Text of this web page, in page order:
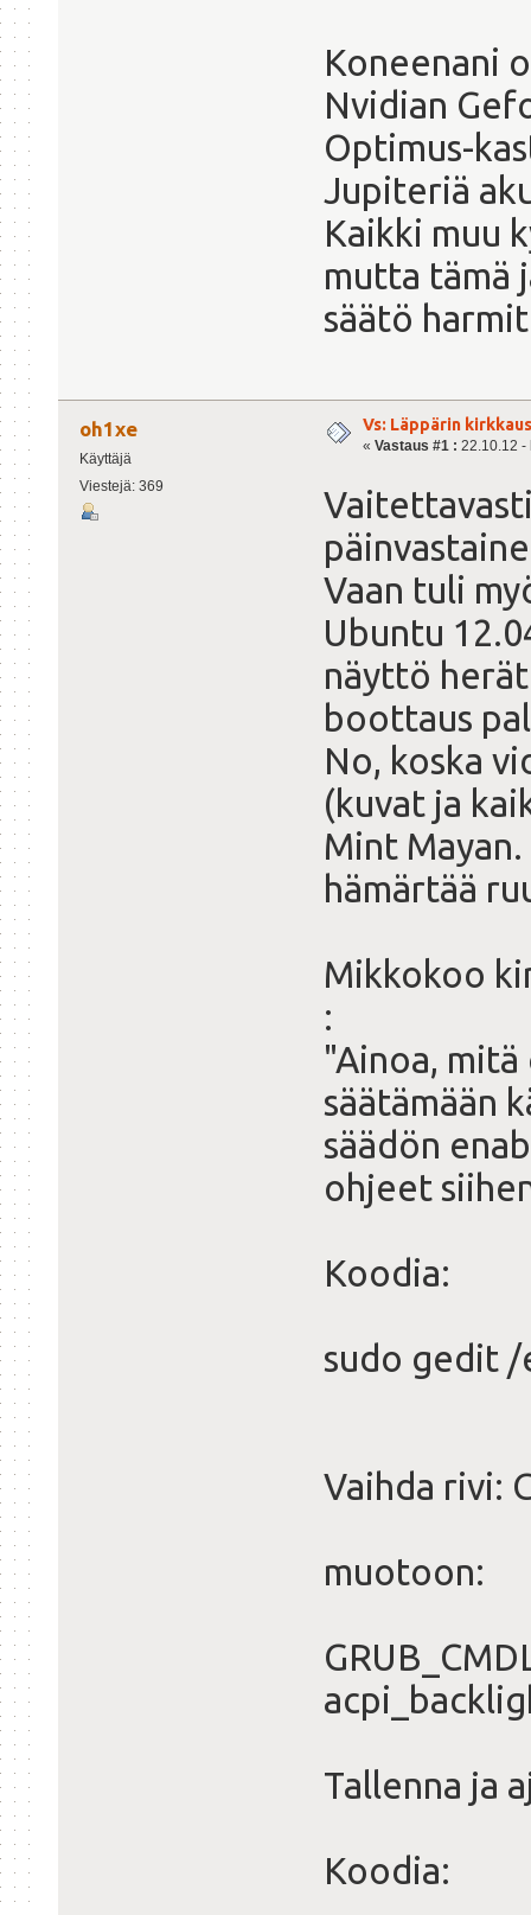
Koneenani
Nvidian
Optimus-
Jupiteriä
Kaikki muu
mutta tämä
säätö
oh1xe
Käyttäjä
Viestejä: 369
Vs: Läppärin
« Vastaus #1 : 22.10.12 -
Vaan tuli
Ubuntu
näyttö
boottaus
No, koska
(kuvat ja
Mint
hämärtää
Mikkokoo
:
"Ainoa,
säätämään
säädön
ohjeet
Koodia:
sudo gedit
Vaihda rivi:
muotoon:
Tallenna ja
Koodia: